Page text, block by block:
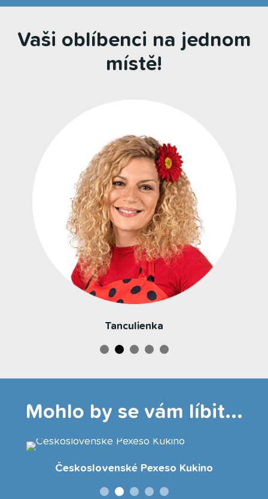
Vaši oblíbenci na jednom
místě!
Tanculienka
Mohlo by se vám líbit...
Československé Pexeso Kukino